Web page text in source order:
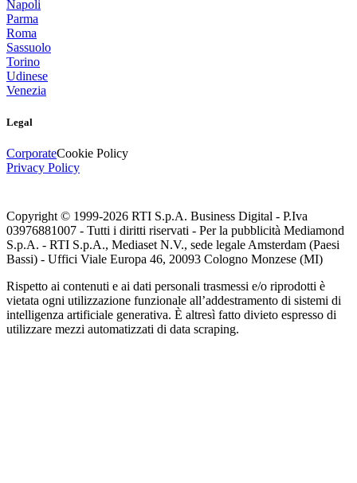
Napoli
Parma
Roma
Sassuolo
Torino
Udinese
Venezia
Legal
CorporateCookie Policy
Privacy Policy
Copyright © 1999-2026 RTI S.p.A. Business Digital - P.Iva
03976881007 - Tutti i diritti riservati - Per la pubblicità Mediamond
S.p.A. - RTI S.p.A., Mediaset N.V., sede legale Amsterdam (Paesi
Bassi) - Uffici Viale Europa 46, 20093 Cologno Monzese (MI)
Rispetto ai contenuti e ai dati personali trasmessi e/o riprodotti è
vietata ogni utilizzazione funzionale all’addestramento di sistemi di
intelligenza artificiale generativa. È altresì fatto divieto espresso di
utilizzare mezzi automatizzati di data scraping.